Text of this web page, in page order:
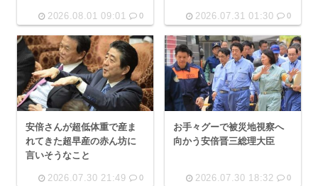
2026.08.01 09:01 0 2026.07.31 01:30 0
安倍さんが超低体重で産ま
れてきた超早産の赤ん坊に
言いそうなこと
2026.07.30 21:49 0
お手々グーで被災地視察へ
向かう安倍晋三総理大臣
2026.07.30 18:32 0